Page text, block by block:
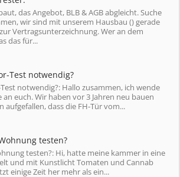
das Angebot, BLB & AGB abgleicht. Suche
wir sind mit unserem Hausbau () gerade
Vertragsunterzeichnung. Wer an dem
das für...
Test notwendig?
notwendig?: Hallo zusammen, ich wende
euch. Wir haben vor 3 Jahren neu bauen
aufgefallen, dass die FH-Tür vom...
testen?
testen?: Hi, hatte meine kammer in eine
und mit Kunstlicht Tomaten und Cannab
einige Zeit her mehr als ein...